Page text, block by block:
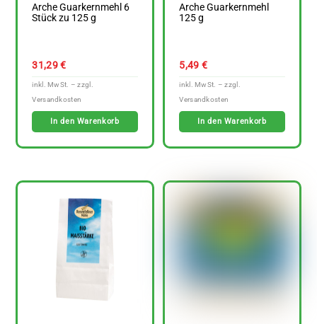
Arche Guarkernmehl 6
Stück zu 125 g
31,29€
In den Warenkorb
Arche Guarkernmehl
125 g
5,49 €
In den Warenkorb